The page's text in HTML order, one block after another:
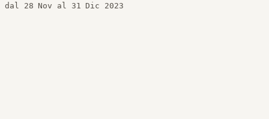
dal 28 Nov al 31 Dic 2023